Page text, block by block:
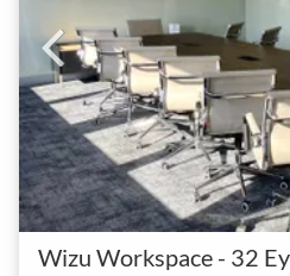
Wizu Workspace - 32